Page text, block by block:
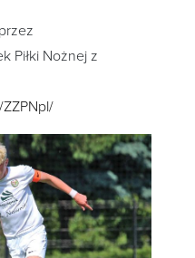
Piłki Nożnej z